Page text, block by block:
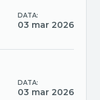
DATA:
03 mar 2026
DATA:
03 mar 2026